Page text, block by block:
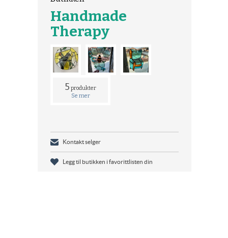
Handmade
Therapy
5 produkter
Se mer
Kontakt selger
Legg til butikken i favorittlisten din